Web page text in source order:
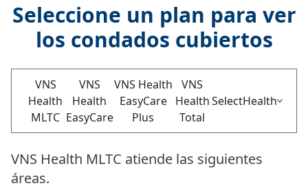
Seleccione un plan para ver
los condados cubiertos
VNS
Health
MLTC
VNS
Health
EasyCare
VNS Health
EasyCare
Plus
VNS
Health
Total
SelectHealth
VNS Health MLTC atiende las siguientes
áreas.